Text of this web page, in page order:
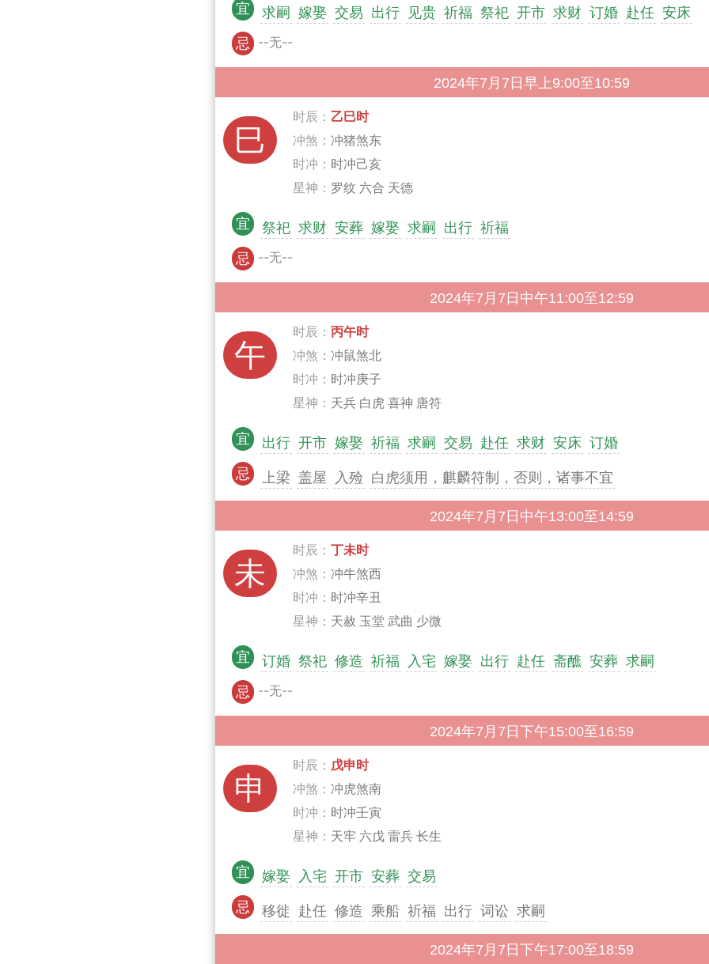
宜 求嗣 嫁娶 交易 出行 见贵 祈福 祭祀 开市 求财 订婚 赴任 安床
忌 --无--
2024年7月7日早上9:00至10:59
巳
时辰： 乙巳时
冲煞： 冲猪煞东
时冲： 时冲己亥
星神： 罗纹 六合 天德
宜 祭祀 求财 安葬 嫁娶 求嗣 出行 祈福
忌 --无--
2024年7月7日中午11:00至12:59
午
时辰： 丙午时
冲煞： 冲鼠煞北
时冲： 时冲庚子
星神： 天兵 白虎 喜神 唐符
宜 出行 开市 嫁娶 祈福 求嗣 交易 赴任 求财 安床 订婚
忌 上梁 盖屋 入殓 白虎须用，麒麟符制，否则，诸事不宜
2024年7月7日中午13:00至14:59
未
时辰： 丁未时
冲煞： 冲牛煞西
时冲： 时冲辛丑
星神： 天赦 玉堂 武曲 少微
宜 订婚 祭祀 修造 祈福 入宅 嫁娶 出行 赴任 斋醮 安葬 求嗣
忌 --无--
2024年7月7日下午15:00至16:59
申
时辰： 戊申时
冲煞： 冲虎煞南
时冲： 时冲壬寅
星神： 天牢 六戊 雷兵 长生
宜 嫁娶 入宅 开市 安葬 交易
忌 移徙 赴任 修造 乘船 祈福 出行 词讼 求嗣
2024年7月7日下午17:00至18:59